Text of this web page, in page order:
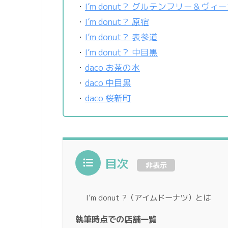
・ I’m donut？ グルテンフリー＆ヴィ
・ I’m donut？ 原宿
・ I’m donut？ 表参道
・ I’m donut？ 中目黒
・ daco お茶の水
・ daco 中目黒
・ daco 桜新町
目次 非表示
Iʼm donut ?（アイムドーナツ）とは
執筆時点での店舗一覧